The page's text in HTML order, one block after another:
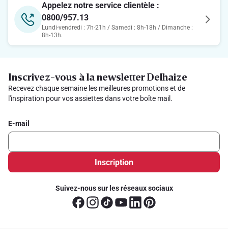
Appelez notre service clientèle :
0800/957.13
Lundi-vendredi : 7h-21h / Samedi : 8h-18h / Dimanche :
8h-13h.
Inscrivez-vous à la newsletter Delhaize
Recevez chaque semaine les meilleures promotions et de
l'inspiration pour vos assiettes dans votre boîte mail.
E-mail
Inscription
Suivez-nous sur les réseaux sociaux